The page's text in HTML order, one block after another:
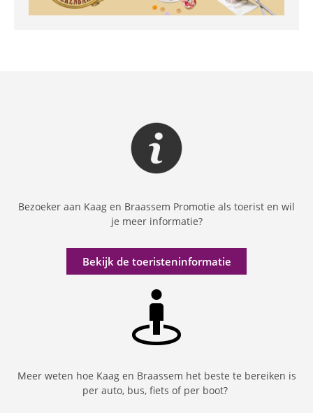
Bezoeker aan Kaag en Braassem Promotie als toerist en wil
je meer informatie?
Bekijk de toeristeninformatie
Meer weten hoe Kaag en Braassem het beste te bereiken is
per auto, bus, fiets of per boot?